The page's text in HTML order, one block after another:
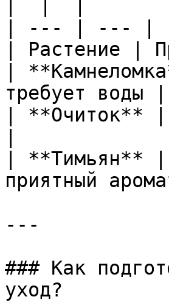
| --- | --- |
| Растение |
|
требует воды |
| **Очиток** |
| **Тимьян** |
приятный
---
### Как
уход?